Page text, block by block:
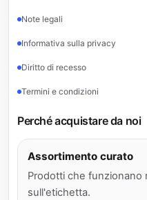
Note legali
Informativa sulla privacy
Diritto di recesso
Termini e condizioni
Perché acquistare da noi
Assortimento curato
Prodotti che
sull'etichetta.